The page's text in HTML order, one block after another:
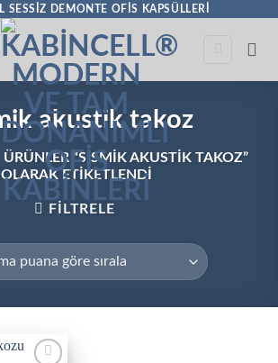
SESSIZ DEMONTE OFIS KAPSÜLLERI
akustik takoz
ÜRÜNLER “SISMIK AKUSTIK TAKOZ”
OLARAK ETIKETLENDI
FILTRELE